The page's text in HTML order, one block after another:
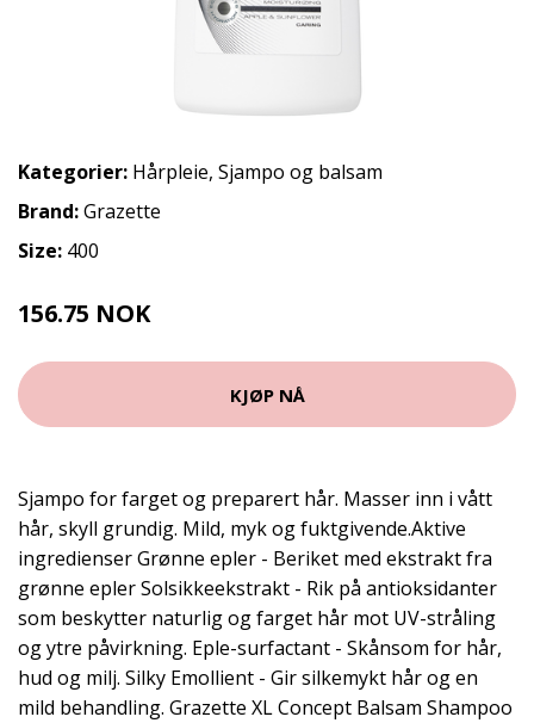
Kategorier: Hårpleie, Sjampo og balsam
Brand:Grazette
Size: 400
156.75 NOK
KJØP NÅ
Sjampo for farget og preparert hår. Masser inn i vått
hår, skyll grundig. Mild, myk og fuktgivende.Aktive
ingredienser Grønne epler - Beriket med ekstrakt fra
grønne epler Solsikkeekstrakt - Rik på antioksidanter
som beskytter naturlig og farget hår mot UV-stråling
og ytre påvirkning. Eple-surfactant - Skånsom for hår,
hud og milj. Silky Emollient - Gir silkemykt hår og en
mild behandling. Grazette XL Concept Balsam Shampoo